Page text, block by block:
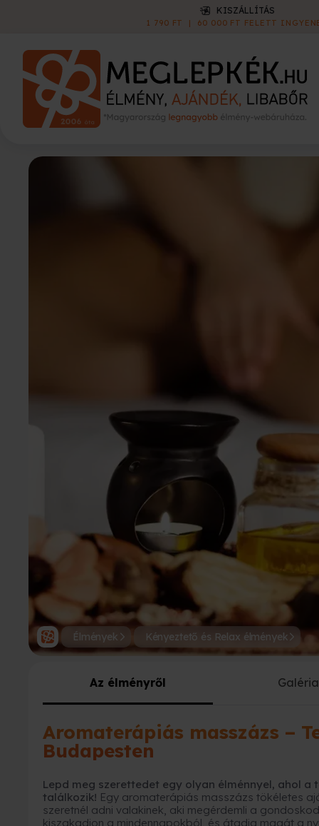
KISZÁLLÍTÁS
1 790 FT | 60 000 FT FELETT
Élmények Kényeztető és Relax élmények
Az élményről Galéria
Aromaterápiás masszázs –
Budapesten
Lepd meg szerettedet egy olyan élménnyel, ahol a
találkozik! Egy aromaterápiás masszázs tökéletes
szeretnél adni valakinek, aki megérdemli a
kiszakadjon a mindennapokból, és átadja magát a